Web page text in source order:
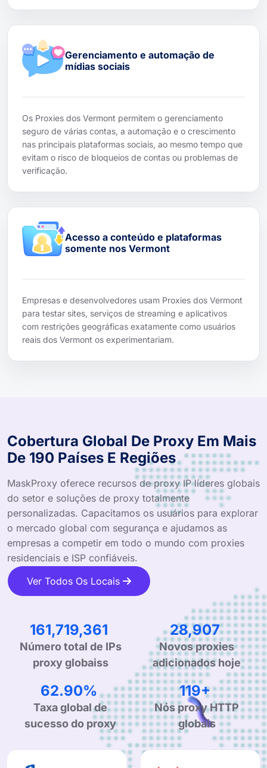
Gerenciamento e automação de
mídias sociais
Os Proxies dos Vermont permitem o gerenciamento
seguro de várias contas, a automação e o crescimento
nas principais plataformas sociais, ao mesmo tempo que
evitam o risco de bloqueios de contas ou problemas de
verificação.
Acesso a conteúdo e plataformas
somente nos Vermont
Empresas e desenvolvedores usam Proxies dos Vermont
para testar sites, serviços de streaming e aplicativos
com restrições geográficas exatamente como usuários
reais dos Vermont os experimentariam.
Cobertura Global De Proxy Em Mais
De 190 Países E Regiões
MaskProxy oferece recursos de proxy IP líderes globais
do setor e soluções de proxy totalmente
personalizadas. Capacitamos os usuários para explorar
o mercado global com segurança e ajudamos as
empresas a competir em todo o mundo com proxies
residenciais e ISP confiáveis.
Ver Todos Os Locais
254,962,958
Número total de IPs
45,575
Novos proxies
adicionados hoje
99.90%
Taxa global de
sucesso do proxy
190+
Nós proxy HTTP
globais